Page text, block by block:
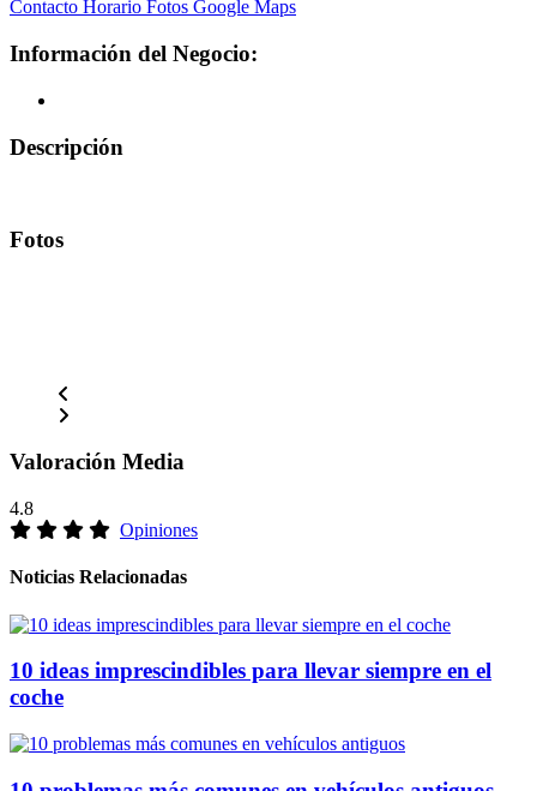
Contacto Horario Fotos Google Maps
Información del Negocio:
Descripción
Fotos
Valoración Media
4.8
Opiniones
Noticias Relacionadas
10 ideas imprescindibles para llevar siempre en el
coche